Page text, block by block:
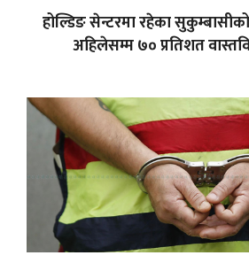
होल्डिङ सेन्टरमा रहेका
अहिलेसम्म ७० प्रतिशत